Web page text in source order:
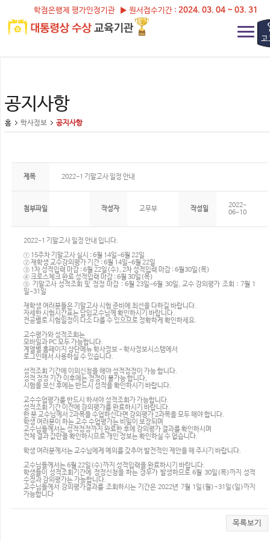
학점은행제 평가인정기관 ▶ 원서접수기간 : 2024. 03. 04 ~ 03. 31
고
공지사항
홈 학사정보 공지사항
제목 2022-1 기말고사 일정 안내
첨부파일 작성자 교무부 작성일
2022-
06-10
2022-1 기말고사 일정 안내 입니다.
① 15주차 기말고사 실시 : 6월 14일-6월 22일
② 재학생 교수강의평가 기간 : 6월 14일-6월 22일
③ 1차 성적입력 마감 : 6월 22일(수), 2차 성적입력 마감 : 6월30일(목)
④ 크로스체크 완료 성적입력 마감 : 6월 30일(목)
⑤ 기말고사 성적조회 및 정정 마감 : 6월 23일-6월 30일, 교수 강의평가 조회 : 7월 1
일-31일
재학생 여러분들은 기말고사 시험 준비에 최선을 다하길 바랍니다.
자세한 시험시간표는 담임교수님께 확인하시기 바랍니다.
전공별로 시험일정이 다소 다를 수 있으므로 정확하게 확인하세요.
교수평가와 성적조회는
모바일과 PC 모두 가능합니다.
계열별 홈페이지 상단메뉴 학사정보 - 학사정보시스템에서
로그인해서 사용하실 수 있습니다.
성적조회 기간에 이의신청을 해야 성적정정이 가능 합니다.
성적 정정 기간 이후에는 정정이 불가능 합니다,
시험을 보신 후에는 반드시 성적을 확인하시기 바랍니다.
교수수업평가를 반드시 하셔야 성적조회가 가능합니다.
성적조회 기간 이전에 강의평가를 완료하시기 바랍니다.
한 분 교수님께서 2과목을 수업하신다면 강의평가 2과목을 모두 해야 합니다.
학생 여러분이 하는 교수 수업평가는 비밀이 보장되며
교수님들께서는 성적정정까지 완료한 후에 강의평가 결과를 확인하시며
전체 결과 값만을 확인하시므로 개인 정보는 확인하실 수 없습니다.
학생 여러분께서는 교수님에게 예의를 갖추어 발전적인 제안을 해 주시기 바랍니다.
교수님들께서는 6월 22일(수)까지 성적입력을 완료하시기 바랍니다.
학생들이 성적조회기간에 정정신청을 하는 경우가 발생하므로 6월 30일(목)까지 성적
수정과 강의평가는 가능합니다.
교수님들께서 강의평가결과를 조회하시는 기간은 2022년 7월 1일(월)~31일(일)까지
가능합니다
목록보기